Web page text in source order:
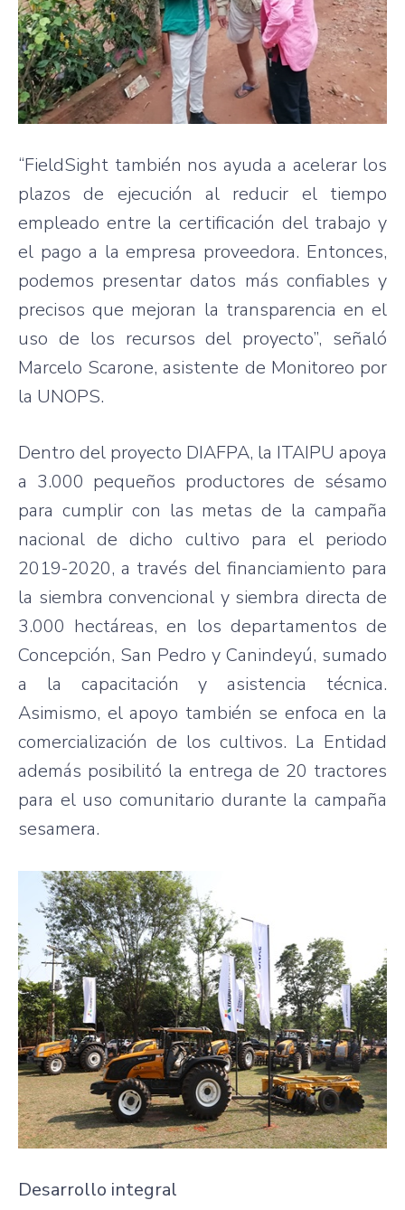
“FieldSight también nos ayuda a acelerar los
plazos de ejecución al reducir el tiempo
empleado entre la certificación del trabajo y
el pago a la empresa proveedora. Entonces,
podemos presentar datos más confiables y
precisos que mejoran la transparencia en el
uso de los recursos del proyecto”, señaló
Marcelo Scarone, asistente de Monitoreo por
la UNOPS.
Dentro del proyecto DIAFPA, la ITAIPU apoya
a 3.000 pequeños productores de sésamo
para cumplir con las metas de la campaña
nacional de dicho cultivo para el periodo
2019-2020, a través del financiamiento para
la siembra convencional y siembra directa de
3.000 hectáreas, en los departamentos de
Concepción, San Pedro y Canindeyú, sumado
a la capacitación y asistencia técnica.
Asimismo, el apoyo también se enfoca en la
comercialización de los cultivos. La Entidad
además posibilitó la entrega de 20 tractores
para el uso comunitario durante la campaña
sesamera.
Desarrollo integral